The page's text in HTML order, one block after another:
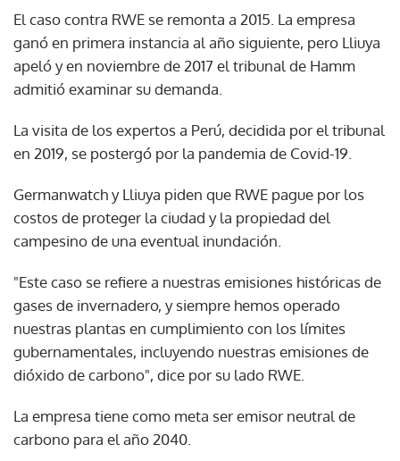
El caso contra RWE se remonta a 2015. La empresa
ganó en primera instancia al año siguiente, pero Lliuya
apeló y en noviembre de 2017 el tribunal de Hamm
admitió examinar su demanda.
La visita de los expertos a Perú, decidida por el tribunal
en 2019, se postergó por la pandemia de Covid-19.
Germanwatch y Lliuya piden que RWE pague por los
costos de proteger la ciudad y la propiedad del
campesino de una eventual inundación.
"Este caso se refiere a nuestras emisiones históricas de
gases de invernadero, y siempre hemos operado
nuestras plantas en cumplimiento con los límites
gubernamentales, incluyendo nuestras emisiones de
dióxido de carbono", dice por su lado RWE.
La empresa tiene como meta ser emisor neutral de
carbono para el año 2040.